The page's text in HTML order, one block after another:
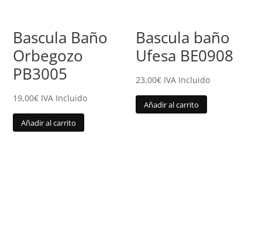
Bascula Baño
Orbegozo
PB3005
19,00€ IVA Incluido
Añadir al carrito
Bascula baño
Ufesa BE0908
23,00€ IVA Incluido
Añadir al carrito